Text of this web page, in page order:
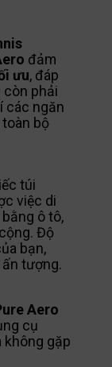
đảm
ưu, đáp
còn phải
các ngăn
toàn bộ
túi
việc di
ô tô,
Độ
bạn,
tượng.
Aero
cụ
không gặp